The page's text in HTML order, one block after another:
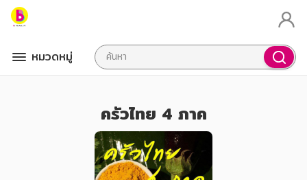
หมวดหมู่
ครัวไทย 4 ภาค